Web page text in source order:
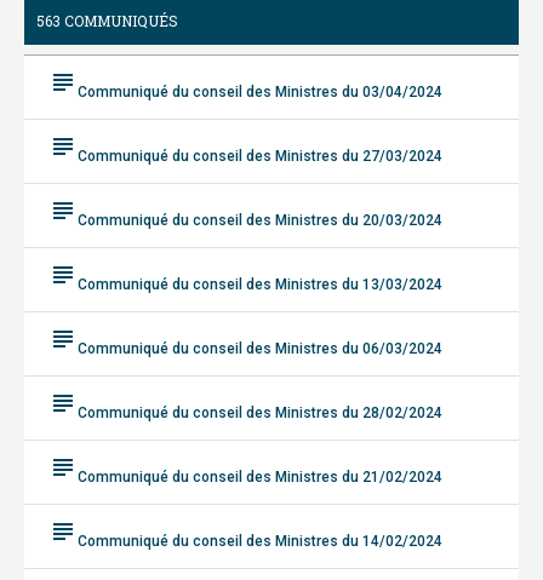
563 COMMUNIQUÉS
subject Communiqué du conseil des Ministres du 03/04/2024
subject Communiqué du conseil des Ministres du 27/03/2024
subject Communiqué du conseil des Ministres du 20/03/2024
subject Communiqué du conseil des Ministres du 13/03/2024
subject Communiqué du conseil des Ministres du 06/03/2024
subject Communiqué du conseil des Ministres du 28/02/2024
subject Communiqué du conseil des Ministres du 21/02/2024
subject Communiqué du conseil des Ministres du 14/02/2024